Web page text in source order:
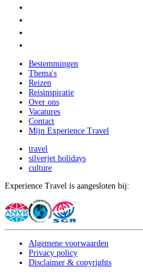
Bestemmingen
Thema's
Reizen
Reisinspiratie
Over ons
Vacatures
Contact
Mijn Experience Travel
travel
silverjet holidays
culture
Experience Travel is aangesloten bij:
Algemene voorwaarden
Privacy policy
Disclaimer & copyrights